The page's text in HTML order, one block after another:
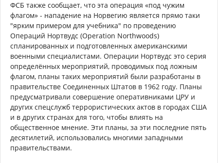
ФСБ также сообщает, что эта операция «под чужим
флагом» - нападение на Норвегию является прямо таки
"ярким примером для учебника" по проведению
Операций Нортвудс (Operation Northwoods)
спланированных и подготовленных американскими
военными специалистами. Операции Нортвудс это серия
определённых мероприятий, проводимых под ложным
флагом, планы таких мероприятий были разработаны в
правительстве Соединенных Штатов в 1962 году. Планы
предусматривали совершение оперативниками ЦРУ и
других спецслужб террористических актов в городах США
и в других странах для того, чтобы влиять на
общественное мнение. Эти планы, за эти последние пять
десятилетий, использовались многими западными
правительствами.